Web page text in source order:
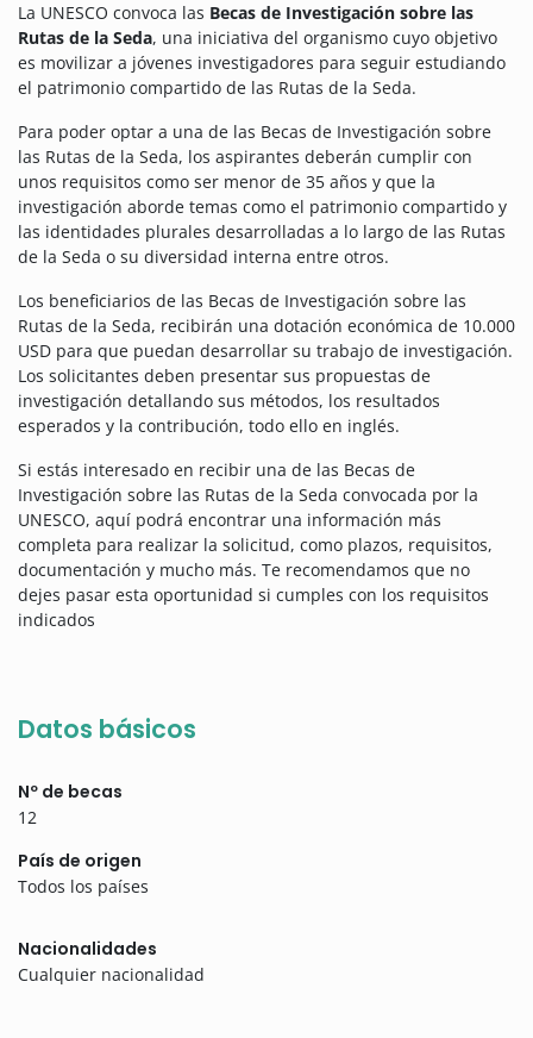
La UNESCO convoca las Becas de Investigación sobre las
Rutas de la Seda, una iniciativa del organismo cuyo objetivo
es movilizar a jóvenes investigadores para seguir estudiando
el patrimonio compartido de las Rutas de la Seda.
Para poder optar a una de las Becas de Investigación sobre
las Rutas de la Seda, los aspirantes deberán cumplir con
unos requisitos como ser menor de 35 años y que la
investigación aborde temas como el patrimonio compartido y
las identidades plurales desarrolladas a lo largo de las Rutas
de la Seda o su diversidad interna entre otros.
Los beneficiarios de las Becas de Investigación sobre las
Rutas de la Seda, recibirán una dotación económica de 10.000
USD para que puedan desarrollar su trabajo de investigación.
Los solicitantes deben presentar sus propuestas de
investigación detallando sus métodos, los resultados
esperados y la contribución, todo ello en inglés.
Si estás interesado en recibir una de las Becas de
Investigación sobre las Rutas de la Seda convocada por la
UNESCO, aquí podrá encontrar una información más
completa para realizar la solicitud, como plazos, requisitos,
documentación y mucho más. Te recomendamos que no
dejes pasar esta oportunidad si cumples con los requisitos
indicados
Datos básicos
Nº de becas
12
País de origen
Todos los países
Nacionalidades
Cualquier nacionalidad